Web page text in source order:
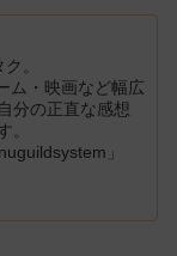
。
ム・映画など幅広
分の正直な感想
。
」